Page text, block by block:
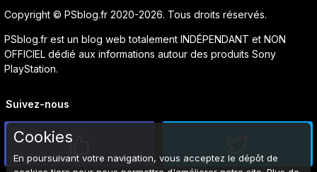
Copyright © PSblog.fr 2020-2026. Tous droits réservés.
PSblog.fr est un blog web totalement INDÉPENDANT et NON
OFFICIEL dédié aux informations autour des produits Sony
PlayStation.
Suivez-nous
Cookies
En poursuivant votre navigation, vous acceptez le dépôt de